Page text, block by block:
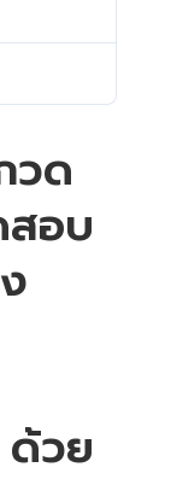
วด
สอบ
ด้วย